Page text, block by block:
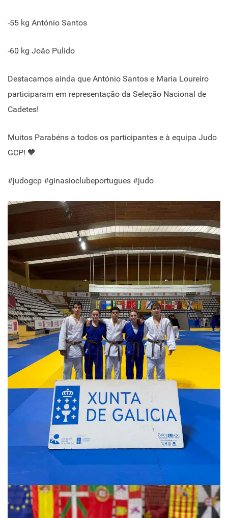
-55 kg António Santos
-60 kg João Pulido
Destacamos ainda que António Santos e Maria Loureiro
participaram em representação da Seleção Nacional de
Cadetes!
Muitos Parabéns a todos os participantes e à equipa Judo
GCP! 💙
#judogcp #ginasioclubeportugues #judo